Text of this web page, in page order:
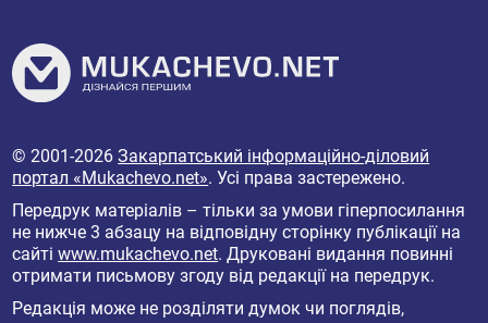
© 2001-2026Закарпатський інформаційно-діловий
портал «Mukachevo.net». Усі права застережено.
Передрук матеріалів – тільки за умови гіперпосилання
не нижче 3 абзацу на відповідну сторінку публікації на
сайтіwww.mukachevo.net. Друковані видання повинні
отримати письмову згоду від редакції на передрук.
Редакція може не розділяти думок чи поглядів,